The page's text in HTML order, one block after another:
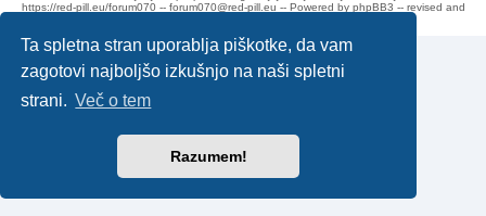
Ta spletna stran uporablja piškotke, da vam
zagotovi najboljšo izkušnjo na naši spletni
strani. Več o tem
Razumem!
https://red-pill.eu/forum070 -- forum070@red-pill.eu -- Powered by phpBB3 -- revised and